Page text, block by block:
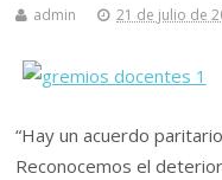
admin 21 de julio de
“Hay un acuerdo
Reconocemos el